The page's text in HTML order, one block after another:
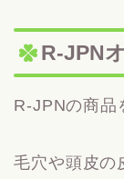
R-JPN
R-JPNの商品
毛穴や頭皮の